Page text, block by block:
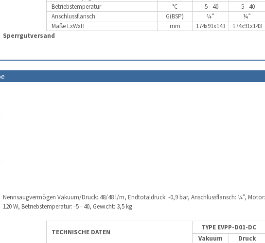
Betriebstemperatur
°C -5 - 40
-5 - 40
Anschlussflansch
G(BSP) ¼”
¼”
Maße LxWxH
mm 174x91x143 174x91x143
Sperrgutversand
Nennsaugvermögen Vakuum/Druck: 48/48 l/m, Endtotaldruck: -0,9 bar, Anschlussflansch: ¼”, Motor:
120 W, Betriebstemperatur: -5 - 40, Gewicht: 3,5 kg
TECHNISCHE DATEN
TYPE EVPP-D01-DC
Vakuum
Druck